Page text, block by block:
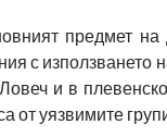
предмет на
с използването
и в
от уязвимите